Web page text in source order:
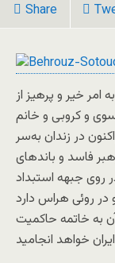
Share
امر خير و پرهيز از
و کروبی و خانم
در زندان به‌سر
فاسد و باندهای
روی جبهه استبداد
در روئی هراس دارد
به خاتمه حاکميت